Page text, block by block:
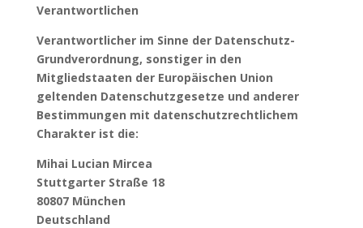
Verantwortlichen
Verantwortlicher im Sinne der Datenschutz-
Grundverordnung, sonstiger in den
Mitgliedstaaten der Europäischen Union
geltenden Datenschutzgesetze und anderer
Bestimmungen mit datenschutzrechtlichem
Charakter ist die:
Mihai Lucian Mircea
Stuttgarter Straße 18
80807 München
Deutschland